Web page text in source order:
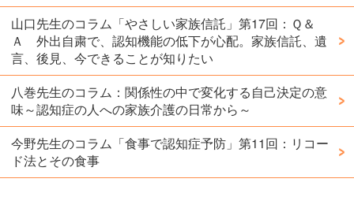
山口先生のコラム「やさしい家族信託」第17回：Ｑ＆
Ａ 外出自粛で、認知機能の低下が心配。家族信託、遺
言、後見、今できることが知りたい
八巻先生のコラム：関係性の中で変化する自己決定の意
味～認知症の人への家族介護の日常から～
今野先生のコラム「食事で認知症予防」第11回：リコー
ド法とその食事